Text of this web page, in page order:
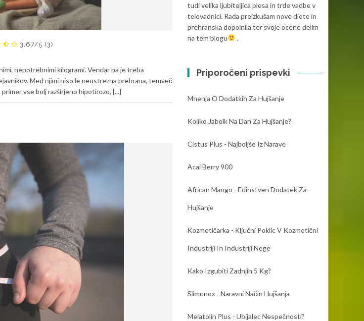
3.67/5 (3)
nepotrebnimi kilogrami. Vendar pa je treba
Med njimi niso le neustrezna prehrana, temveč
vse bolj razširjeno hipotirozo, [...]
tudi velika ljubiteljica plesa in trde vadbe v
telovadnici. Rada preizkušam nove diete in
prehranska dopolnila ter svoje ocene delim
na tem blogu
.
Priporočeni prispevki
Mnenja O Dodatkih Za Hujšanje
Koliko Jabolk Na Dan Za Hujšanje?
Cistus Plus - Najboljše Iz Narave
Acai Berry 900
African Mango - Edinstven Dodatek Za
Hujšanje
Kozmetičarka - Ključni Poklic V Kozmetični
Industriji In Industriji Nege
Kako Izgubiti Zadnjih 5 Kg?
Slimunox - Naravni Način Hujšanja
Melatolin Plus - Ubijalec Nespečnosti?